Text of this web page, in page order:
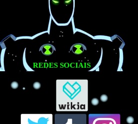
REDES SOCIAIS